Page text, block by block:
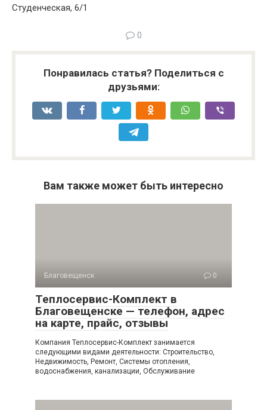
Студенческая, 6/1
0
Понравилась статья? Поделиться с
друзьями:
Вам также может быть интересно
Благовещенск 0
Теплосервис-Комплект в
Благовещенске — телефон, адрес
на карте, прайс, отзывы
Компания Теплосервис-Комплект занимается
следующими видами деятельности: Строительство,
Недвижимость, Ремонт, Системы отопления,
водоснабжения, канализации, Обслуживание